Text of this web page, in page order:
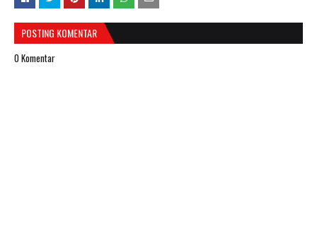
POSTING KOMENTAR
0 Komentar